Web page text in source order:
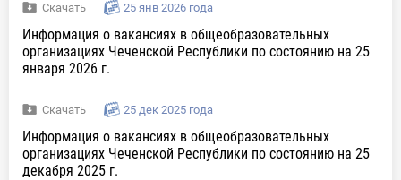
Скачать 25 янв 2026 года
Информация о вакансиях в общеобразовательных
организациях Чеченской Республики по состоянию на 25
января 2026 г.
Скачать 25 дек 2025 года
Информация о вакансиях в общеобразовательных
организациях Чеченской Республики по состоянию на 25
декабря 2025 г.